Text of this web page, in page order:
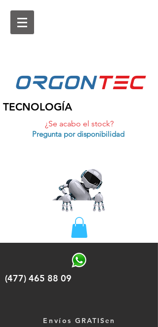
ORGONtEc
TECNOLOGÍA
¿Se acabo el stock?
Pregunta por disponibilidad
(477) 465 88 09
Envíos GRATISen